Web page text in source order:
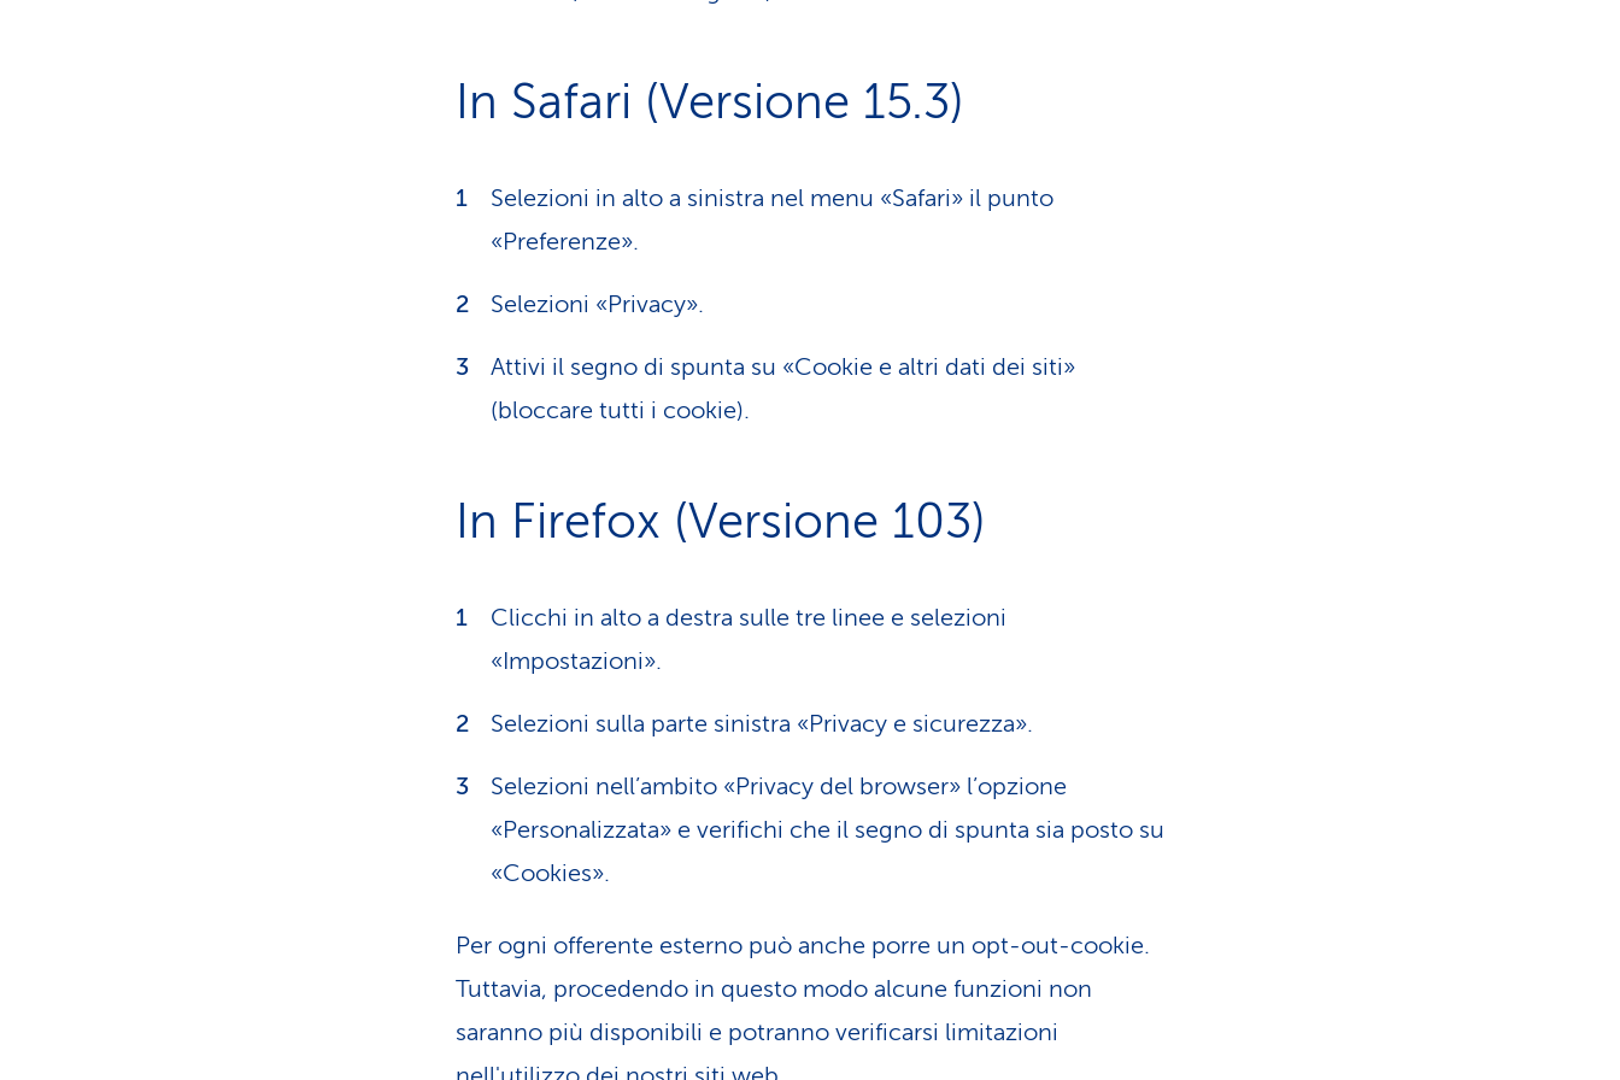
In Safari (Versione 15.3)
Selezioni in alto a sinistra nel menu «Safari» il punto
«Preferenze».
Selezioni «Privacy».
Attivi il segno di spunta su «Cookie e altri dati dei siti»
(bloccare tutti i cookie).
In Firefox (Versione 103)
Clicchi in alto a destra sulle tre linee e selezioni
«Impostazioni».
Selezioni sulla parte sinistra «Privacy e sicurezza».
Selezioni nell’ambito «Privacy del browser» l’opzione
«Personalizzata» e verifichi che il segno di spunta sia posto su
«Cookies».
Per ogni offerente esterno può anche porre un opt-out-cookie.
Tuttavia, procedendo in questo modo alcune funzioni non
saranno più disponibili e potranno verificarsi limitazioni